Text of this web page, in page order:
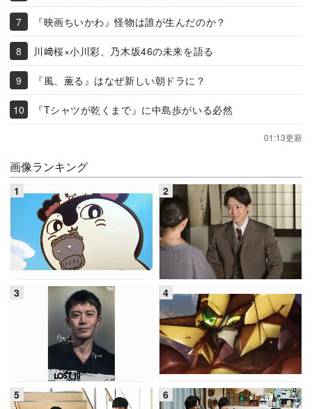
『映画ちいかわ』怪物は誰が生んだのか？
川﨑桜×小川彩、乃木坂46の未来を語る
『風、薫る』はなぜ新しい朝ドラに？
『Tシャツが乾くまで』に中島歩がいる必然
01:13更新
画像ランキング